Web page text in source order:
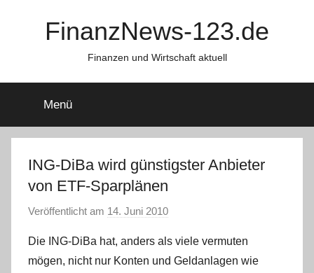
FinanzNews-123.de
Finanzen und Wirtschaft aktuell
Menü
ING-DiBa wird günstigster Anbieter
von ETF-Sparplänen
Veröffentlicht am 14. Juni 2010
n
C
Die ING-DiBa hat, anders als viele vermuten
mögen, nicht nur Konten und Geldanlagen wie